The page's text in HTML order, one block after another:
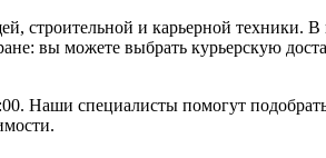
строительной и карьерной техники.
вы можете выбрать курьерскую
Наши специалисты помогут